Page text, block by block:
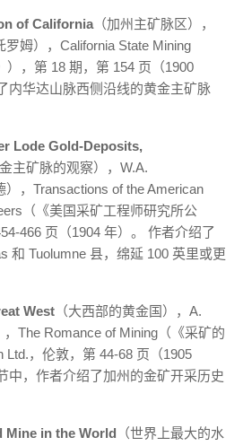
of California （加州主矿脉区），
罗姆），California State Mining
），第 18 期，第 154 页（1900
内华达山脉西侧沿线的黄金主矿脉
Lode Gold-Deposits,
主矿脉的观察），W.A.
），Transactions of the American
（《美国采矿工程师研究所公
466 页（1904 年）。 作者介绍了
和 Tuolumne 县，绵延 100 英里或更
West （大西部的黄金国），A.
The Romance of Mining（《采矿的
Ltd.，伦敦，第 44-68 页（1905
中，作者介绍了加州的金矿开采历史
Mine in the World （世界上最大的水